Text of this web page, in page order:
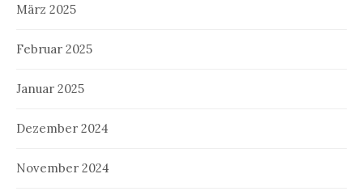
März 2025
Februar 2025
Januar 2025
Dezember 2024
November 2024